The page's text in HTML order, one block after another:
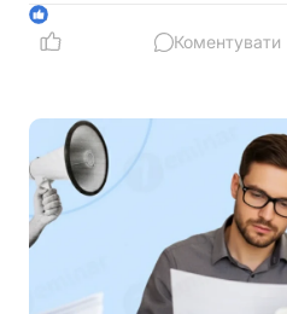
нагадали, де можна знайти
сервісних пунктів
1
Коментувати